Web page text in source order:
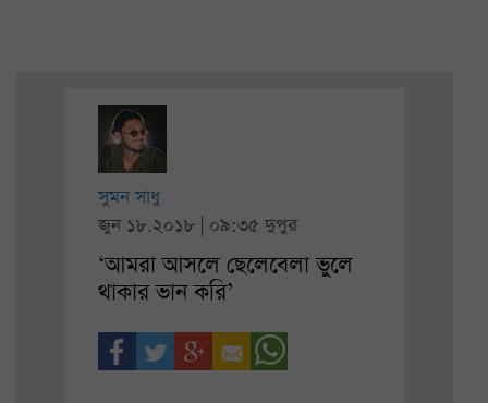
সুমন সাধু
জুন ১৮.২০১৮ | ০৯:৩৫ দুপুর
‘আমরা আসলে ছেলেবেলা ভুলে
থাকার ভান করি’